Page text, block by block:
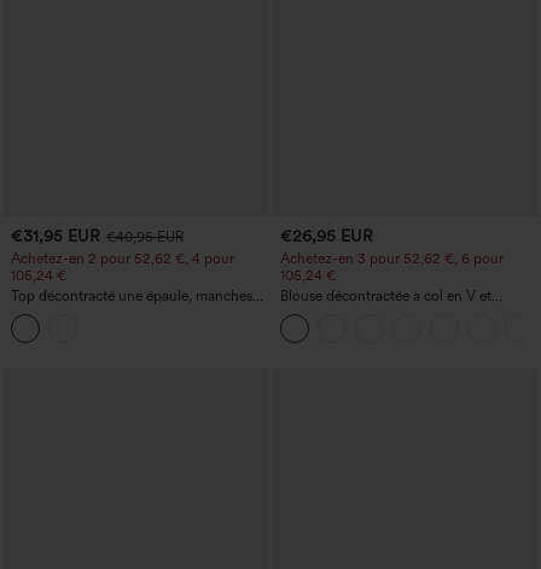
€31,95 EUR €40,95 EUR
Achetez-en 2 pour 52,62 €, 4 pour
105,24 €
Top décontracté une épaule, manches
courtes, ourlet arrondi hi-low,
soutien‑gorge intégré, motif à pois
€26,95 EUR
Achetez-en 3 pour 52,62 €, 6 pour
105,24 €
Blouse décontractée à col en V et
manches courtes bouffantes